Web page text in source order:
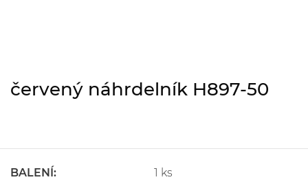
červený náhrdelník H897-50
BALENÍ: 1 ks